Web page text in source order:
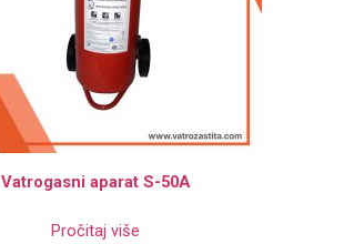
Vatrogasni aparat S-50A
Pročitaj više